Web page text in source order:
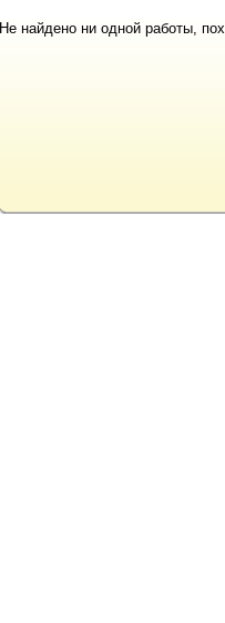
Не найдено ни одной работы,